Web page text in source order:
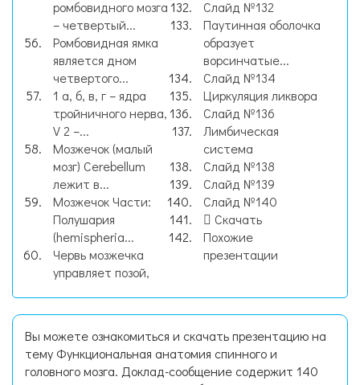
ромбовидного мозга
– четвертый...
Ромбовидная ямка
является дном
четвертого...
1 а, б, в, г – ядра
тройничного нерва,
V 2 –...
Мозжечок (малый
мозг) Cerebellum
лежит в...
Мозжечок Части:
Полушария
(hemispheria...
Червь мозжечка
управляет позой,
Слайд №132
Паутинная оболочка
образует
ворсинчатые...
Слайд №134
Циркуляция ликвора
Слайд №136
Лимбическая
система
Слайд №138
Слайд №139
Слайд №140
Скачать
Похожие
презентации
Вы можете ознакомиться и скачать презентацию на
тему Функциональная анатомия спинного и
головного мозга. Доклад-сообщение содержит 140